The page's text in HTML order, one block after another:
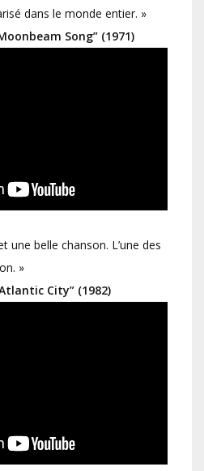
dans le monde entier. »
Song” (1971)
une belle chanson. L’une des
»
City” (1982)